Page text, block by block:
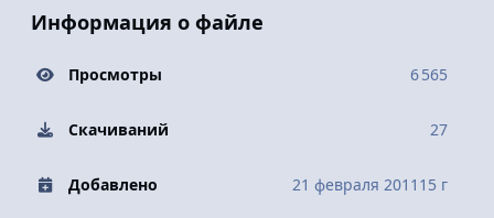
Информация о файле
Просмотры 6 565
Скачиваний 27
Добавлено 21 февраля 2011 15 г